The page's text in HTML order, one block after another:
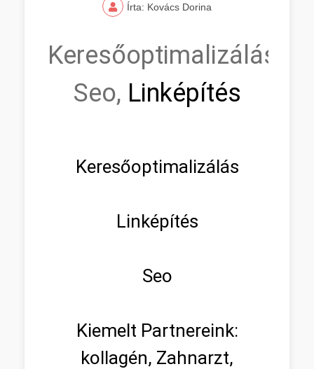
Írta: Kovács Dorina
Keresőoptimalizálás,
Seo, Linképítés
Keresőoptimalizálás
Linképítés
Seo
Kiemelt Partnereink:
kollagén, Zahnarzt,